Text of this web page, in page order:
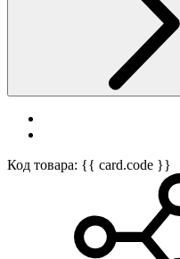
Код товара: {{ card.code }}